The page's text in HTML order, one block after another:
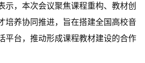
示，本次会议聚焦课程重构、教材创
培养协同推进，旨在搭建全国高校音
平台，推动形成课程教材建设的合作